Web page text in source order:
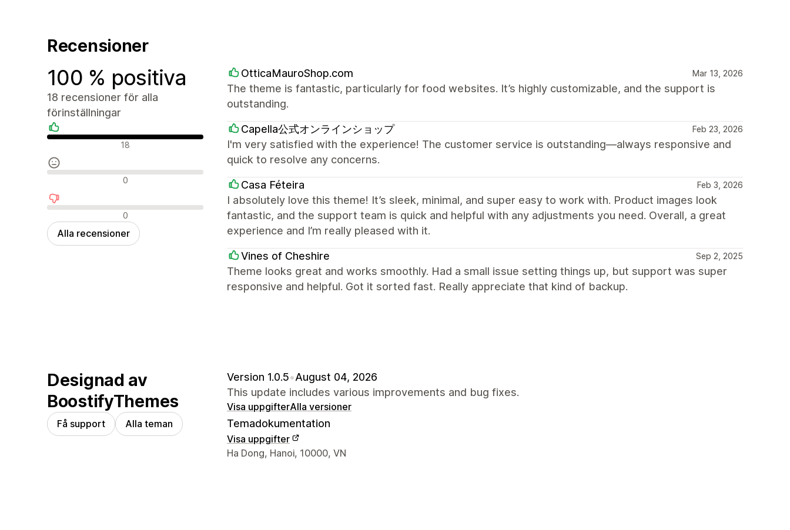
Recensioner
100 % positiva
18 recensioner för alla
förinställningar
Positiva recensioner
18
Neutrala recensioner
0
Negativa recensioner
0
Alla recensioner
OtticaMauroShop.com Mar 13, 2026
The theme is fantastic, particularly for food websites. It’s highly customizable, and the support is
outstanding.
Capella公式オンラインショップ Feb 23, 2026
I'm very satisfied with the experience! The customer service is outstanding—always responsive and
quick to resolve any concerns.
Casa Féteira Feb 3, 2026
I absolutely love this theme! It’s sleek, minimal, and super easy to work with. Product images look
fantastic, and the support team is quick and helpful with any adjustments you need. Overall, a great
experience and I’m really pleased with it.
Vines of Cheshire Sep 2, 2025
Theme looks great and works smoothly. Had a small issue setting things up, but support was super
responsive and helpful. Got it sorted fast. Really appreciate that kind of backup.
Designad av
BoostifyThemes
Få support Alla teman
Version 1.0.5•August 04, 2026
This update includes various improvements and bug fixes.
Visa uppgifterAlla versioner
Temadokumentation
Visa uppgifter
Designerns kontaktuppgifter
Ha Dong, Hanoi, 10000, VN